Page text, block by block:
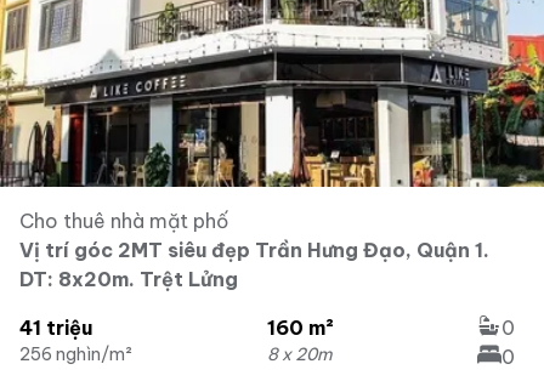
Cho thuê nhà mặt phố
Vị trí góc 2MT siêu đẹp Trần Hưng Đạo, Quận 1.
DT: 8x20m. Trệt Lửng
41 triệu
256 nghìn/m²
160 m²
8 x 20m
0
0